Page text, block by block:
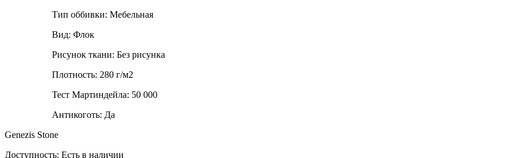
Тип оббивки: Мебельная
Вид: Флок
Рисунок ткани: Без рисунка
Плотность: 280 г/м2
Тест Мартиндейла: 50 000
Антикоготь: Да
Genezis Stone
Доступность: Есть в наличии